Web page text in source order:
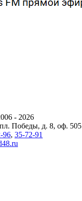
- 2026
Победы, д. 8, оф. 505
96, 35-72-91